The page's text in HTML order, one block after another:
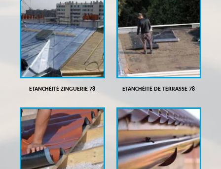
ETANCHÉITÉ ZINGUERIE 78 ETANCHÉITÉ DE TERRASSE 78